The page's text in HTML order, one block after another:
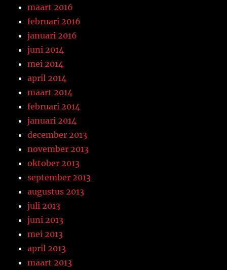
maart 2016
februari 2016
januari 2016
juni 2014
mei 2014
april 2014
maart 2014
februari 2014
januari 2014
december 2013
november 2013
oktober 2013
september 2013
augustus 2013
juli 2013
juni 2013
mei 2013
april 2013
maart 2013